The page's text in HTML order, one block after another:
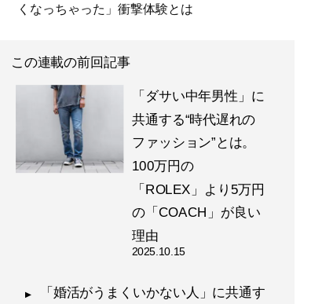
くなっちゃった」衝撃体験とは
この連載の前回記事
「ダサい中年男性」に
共通する“時代遅れの
ファッション”とは。
100万円の
「ROLEX」より5万円
の「COACH」が良い
理由
2025.10.15
「婚活がうまくいかない人」に共通す